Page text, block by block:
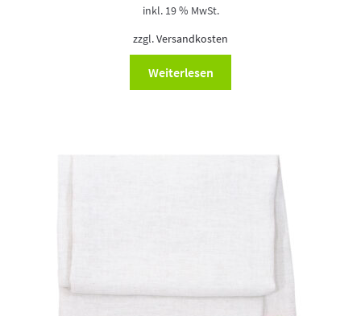
inkl. 19 % MwSt.
zzgl.Versandkosten
Weiterlesen